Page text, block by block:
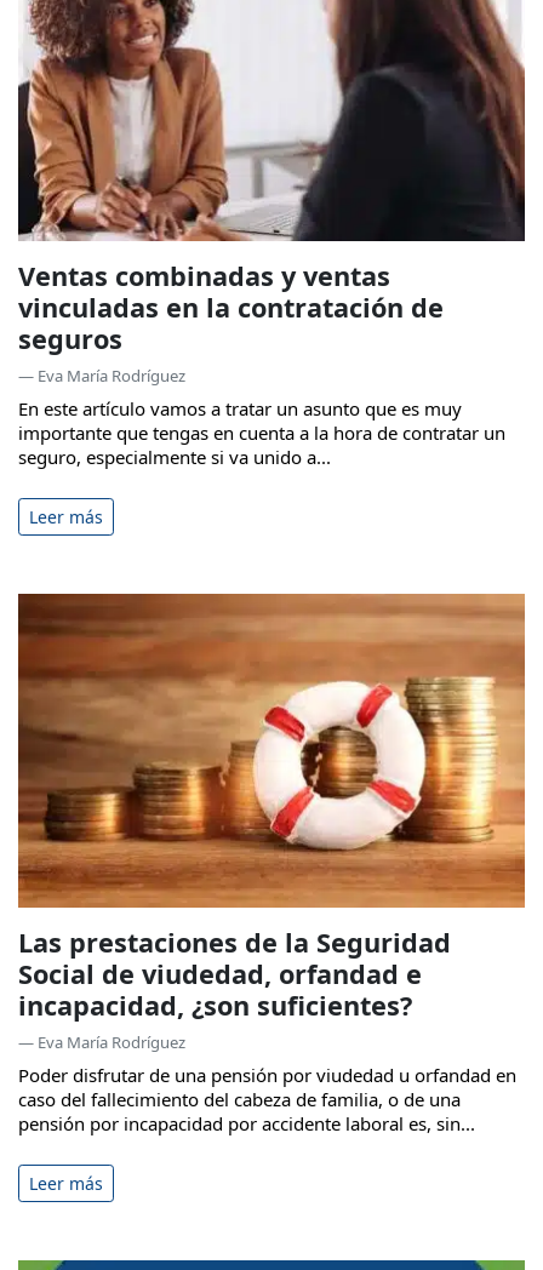
Ventas combinadas y ventas
vinculadas en la contratación de
seguros
— Eva María Rodríguez
En este artículo vamos a tratar un asunto que es muy
importante que tengas en cuenta a la hora de contratar un
seguro, especialmente si va unido a...
Leer más
Las prestaciones de la Seguridad
Social de viudedad, orfandad e
incapacidad, ¿son suficientes?
— Eva María Rodríguez
Poder disfrutar de una pensión por viudedad u orfandad en
caso del fallecimiento del cabeza de familia, o de una
pensión por incapacidad por accidente laboral es, sin...
Leer más